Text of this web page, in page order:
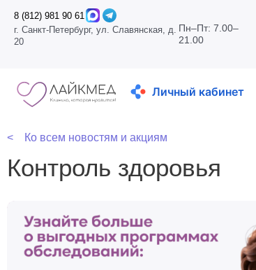
8 (812) 981 90 61
г. Санкт-Петербург, ул. Славянская, д.
20
Пн–Пт: 7.00–
21.00
Личный кабинет
Контроль здоровья
< Ко всем новостям и акциям